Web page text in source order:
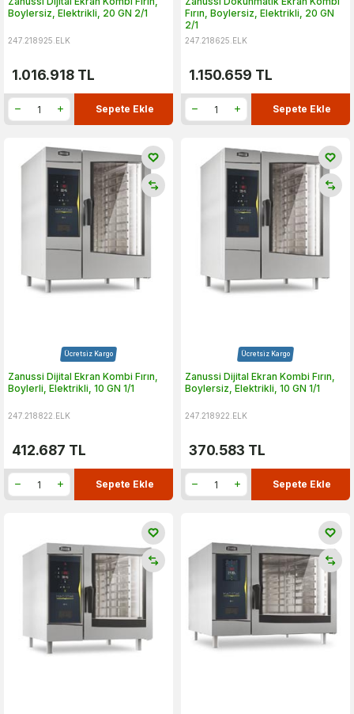
Boylersiz, Elektrikli, 20 GN 2/1
247.218925.ELK
1.016.918 TL
Sepete Ekle
Fırın, Boylersiz, Elektrikli, 20 GN
2/1
247.218625.ELK
1.150.659 TL
Sepete Ekle
Ücretsiz Kargo
Zanussi Dijital Ekran Kombi Fırın,
Boylerli, Elektrikli, 10 GN 1/1
247.218822.ELK
412.687 TL
Sepete Ekle
Ücretsiz Kargo
Zanussi Dijital Ekran Kombi Fırın,
Boylersiz, Elektrikli, 10 GN 1/1
247.218922.ELK
370.583 TL
Sepete Ekle